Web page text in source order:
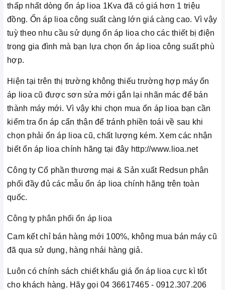
thấp nhất dòng ổn áp lioa 1Kva đã có giá hơn 1 triệu
đồng. Ổn áp lioa công suất càng lớn giá càng cao. Vì vậy
tuỳ theo nhu cầu sử dụng ổn áp lioa cho các thiết bị điện
trong gia đình mà bạn lựa chọn ổn áp lioa công suất phù
hợp.
Hiện tại trên thị trường không thiếu trường hợp máy ổn
áp lioa cũ được sơn sửa mới gắn lại nhãn mác để bán
thành máy mới. Vì vậy khi chọn mua ổn áp lioa bạn cần
kiểm tra ổn áp cẩn thận để tránh phiền toái về sau khi
chọn phải ổn áp lioa cũ, chất lượng kém. Xem các nhận
biết ổn áp lioa chính hãng tại đây http://www.lioa.net
Công ty Cổ phần thương mại & Sản xuất Redsun phân
phối đầy đủ các mẫu ổn áp lioa chính hãng trên toàn
quốc.
Công ty phân phối ổn áp lioa
Cam kết chỉ bán hàng mới 100%, không mua bán máy cũ
đã qua sử dụng, hàng nhái hàng giả.
Luôn có chính sách chiết khấu giá ổn áp lioa cực kì tốt
cho khách hàng. Hãy gọi 04 36617465 - 0912.307.206